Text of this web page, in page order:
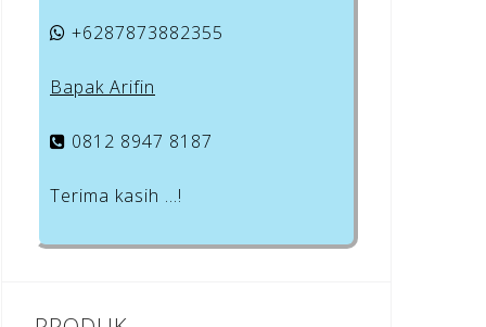
+6287873882355
Bapak Arifin
0812 8947 8187
Terima kasih …!